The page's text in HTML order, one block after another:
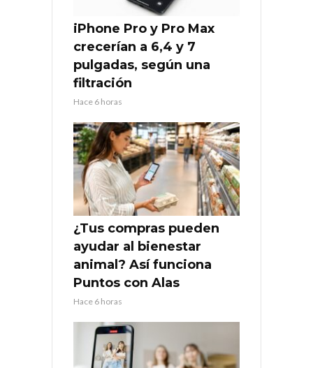
iPhone Pro y Pro Max
crecerían a 6,4 y 7
pulgadas, según una
filtración
Hace 6 horas
¿Tus compras pueden
ayudar al bienestar
animal? Así funciona
Puntos con Alas
Hace 6 horas